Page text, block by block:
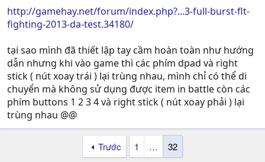
http://gamehay.net/forum/index.php?...3-full-burst-flt-
fighting-2013-da-test.34180/
tại sao mình đã thiết lập tay cầm hoàn toàn như hướng
dẫn nhưng khi vào game thì các phím dpad và right
stick ( nút xoay trái ) lại trùng nhau, mình chỉ có thể di
chuyển mà không sử dụng được item in battle còn các
phím buttons 1 2 3 4 và right stick ( nút xoay phải ) lại
trùng nhau @@
Trước 1 … 32